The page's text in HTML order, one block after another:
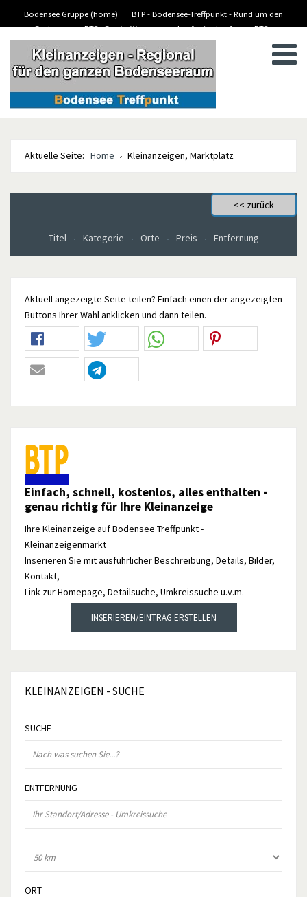
Bodensee Gruppe (home)
BTP - Bodensee-Treffpunkt - Rund um den
Bodensee
BTP - Boote-Wassersport-kaufen/verkaufen
BTP -
BTP - Kleinanzeigen
Aktuelle Seite: Home Kleinanzeigen, Marktplatz
Titel Kategorie Orte Preis Entfernung
Aktuell angezeigte Seite teilen? Einfach einen der angezeigten
Buttons Ihrer Wahl anklicken und dann teilen.
Einfach, schnell, kostenlos, alles enthalten -
genau richtig für Ihre Kleinanzeige
Ihre Kleinanzeige auf Bodensee Treffpunkt -
Kleinanzeigenmarkt
Inserieren Sie mit ausführlicher Beschreibung, Details, Bilder,
Kontakt,
Link zur Homepage, Detailsuche, Umkreissuche u.v.m.
INSERIEREN/EINTRAG ERSTELLEN
KLEINANZEIGEN - SUCHE
SUCHE
ENTFERNUNG
ORT